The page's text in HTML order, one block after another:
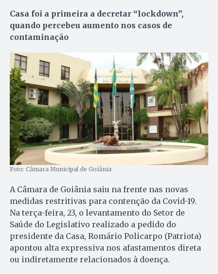
Casa foi a primeira a decretar “lockdown”,
quando percebeu aumento nos casos de
contaminação
Foto: Câmara Municipal de Goiânia
A Câmara de Goiânia saiu na frente nas novas
medidas restritivas para contenção da Covid-19.
Na terça-feira, 23, o levantamento do Setor de
Saúde do Legislativo realizado a pedido do
presidente da Casa, Romário Policarpo (Patriota)
apontou alta expressiva nos afastamentos direta
ou indiretamente relacionados à doença.